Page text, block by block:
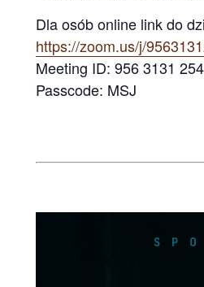
Dla osób online link do
https://zoom.us/j/
Meeting ID: 956 3131
Passcode: MSJ